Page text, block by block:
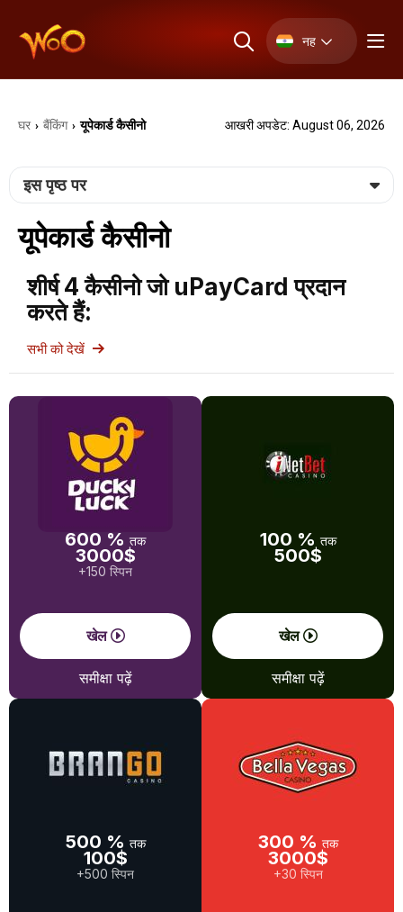
नह
घर › बैंकिंग › यूपेकार्ड कैसीनो आखरी अपडेट: August 06, 2026
इस पृष्ठ पर
यूपेकार्ड कैसीनो
शीर्ष 4 कैसीनो जो uPayCard प्रदान
करते हैं:
सभी को देखें
600 %तक
3000$
+150 स्पिन
खेल
समीक्षा पढ़ें
100 % तक
500$
खेल
समीक्षा पढ़ें
500 % तक
100$
+500 स्पिन
300 % तक
3000$
+30 स्पिन